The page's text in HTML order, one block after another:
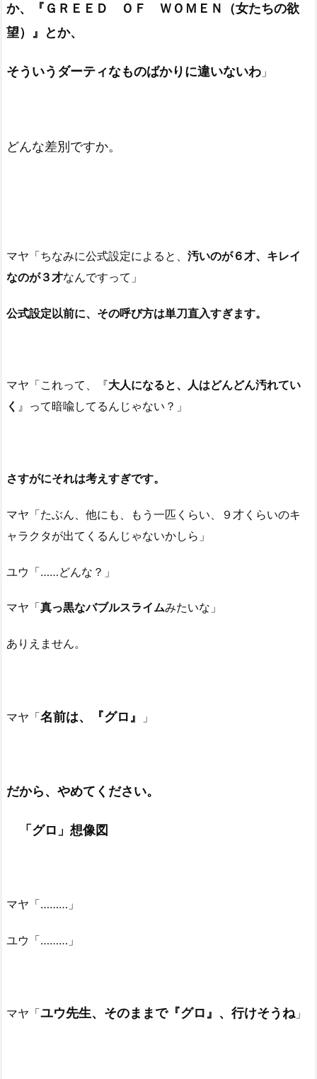
か、『ＧＲＥＥＤ ＯＦ ＷＯＭＥＮ（女たちの欲
望）』とか、
そういうダーティなものばかりに違いないわ 」
どんな差別ですか。
マヤ「ちなみに公式設定によると、 汚いのが６才、キレイ
なのが３才なんですって」
公式設定以前に、その呼び方は単刀直入すぎます。
マヤ「これって、『大人になると、人はどんどん汚れてい
く 』って暗喩してるんじゃない？」
さすがにそれは考えすぎです。
マヤ「たぶん、他にも、もう一匹くらい、９才くらいのキ
ャラクタが出てくるんじゃないかしら」
ユウ「……どんな？」
マヤ「真っ黒なバブルスライムみたいな」
ありえません。
マヤ「名前は、『グロ』 」
だから、やめてください。
「グロ」想像図
マヤ「………」
ユウ「………」
マヤ「ユウ先生、そのままで『グロ』、行けそうね」